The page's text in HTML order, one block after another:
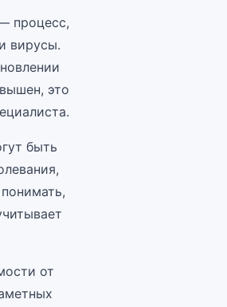
процесс,
вирусы.
это
быть
от